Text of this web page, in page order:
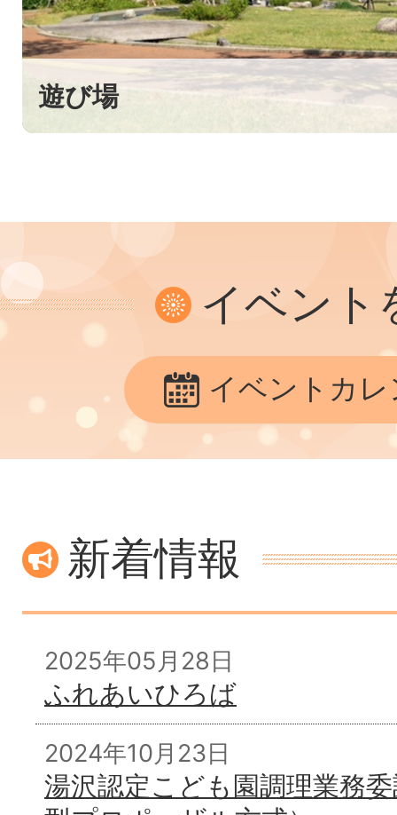
遊び場
イベント
イベントカ
新着情報
2025年05月28日
ふれあいひろば
2024年10月23日
湯沢認定こども園調理業務